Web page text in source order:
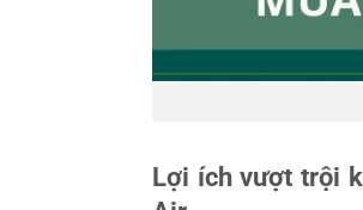
Lợi ích vượt trội